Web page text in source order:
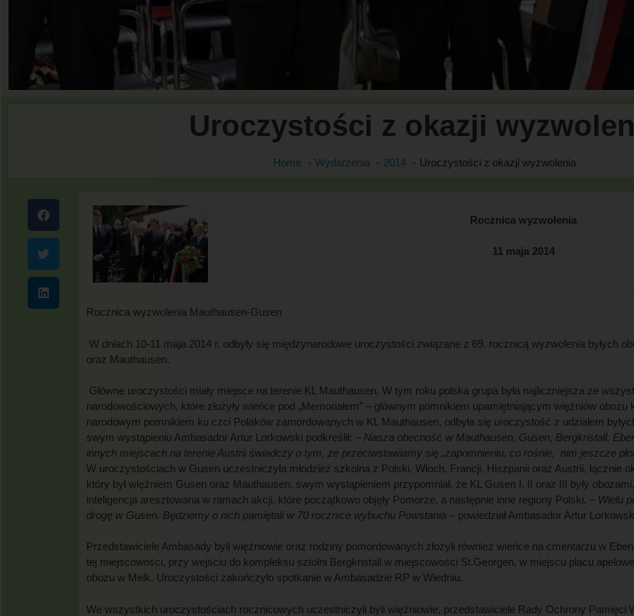
Uroczystości z okazji
Home Wydarzenia 2014 Uroczystości z okazji wyzwolenia
Rocznica wyzwolenia
11 maja 2014
Rocznica wyzwolenia Mauthausen-Gusen
W dniach 10-11 maja 2014 r. odbyły się międzynarodowe uroczystości związane z 69. rocznicą wyzwolenia byłych
oraz Mauthausen.
Główne uroczystości miały miejsce na terenie KL Mauthausen. W tym roku polska grupa była najliczniejsza ze
narodowościowych, które złożyły wieńce pod „Memoriałem” – głównym pomnikiem upamiętniającym więźniów
narodowym pomnikiem ku czci Polaków zamordowanych w KL Mauthausen, odbyła się uroczystość z udziałem
swym wystąpieniu Ambasador Artur Lorkowski podkreślił: – Nasza obecność w Mauthausen, Gusen, Bergkristall,
innych miejscach na terenie Austrii świadczy o tym, że przeciwstawiamy się „zapomnieniu, co rośnie, nim jeszcze
W uroczystościach w Gusen uczestniczyła młodzież szkolna z Polski, Włoch, Francji, Hiszpanii oraz Austrii, łącznie
który był więźniem Gusen oraz Mauthausen, swym wystąpieniem przypomniał, że KL Gusen I, II oraz III były
inteligencja aresztowana w ramach akcji, które początkowo objęły Pomorze, a następnie inne regiony Polski. – Wielu
drogę w Gusen. Będziemy o nich pamiętali w 70 rocznice wybuchu Powstania – powiedział Ambasador Artur
Przedstawiciele Ambasady byli więźniowie oraz rodziny pomordowanych złożyli również wieńce na cmentarzu w
tej miejscowości, przy wejściu do kompleksu sztolni Bergkristall w miejscowości St.Georgen, w miejscu placu
obozu w Melk. Uroczystości zakończyło spotkanie w Ambasadzie RP w Wiedniu.
We wszystkich uroczystościach rocznicowych uczestniczyli byli więźniowie, przedstawiciele Rady Ochrony Pamięci